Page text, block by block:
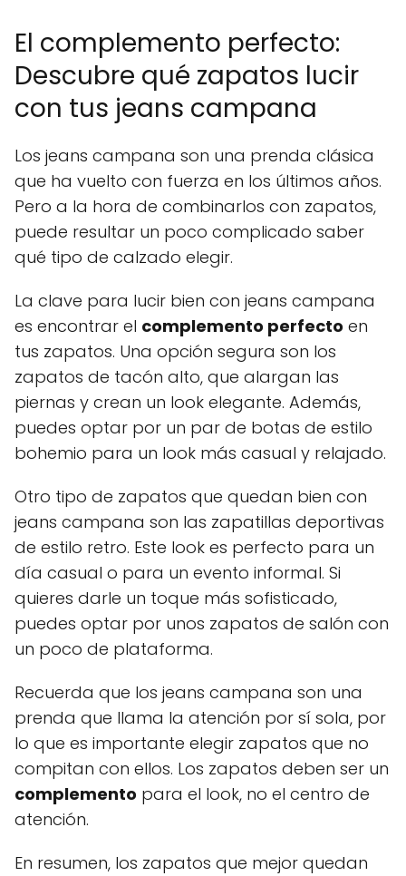
El complemento perfecto:
Descubre qué zapatos lucir
con tus jeans campana
Los jeans campana son una prenda clásica
que ha vuelto con fuerza en los últimos años.
Pero a la hora de combinarlos con zapatos,
puede resultar un poco complicado saber
qué tipo de calzado elegir.
La clave para lucir bien con jeans campana
es encontrar el complemento perfecto en
tus zapatos. Una opción segura son los
zapatos de tacón alto, que alargan las
piernas y crean un look elegante. Además,
puedes optar por un par de botas de estilo
bohemio para un look más casual y relajado.
Otro tipo de zapatos que quedan bien con
jeans campana son las zapatillas deportivas
de estilo retro. Este look es perfecto para un
día casual o para un evento informal. Si
quieres darle un toque más sofisticado,
puedes optar por unos zapatos de salón con
un poco de plataforma.
Recuerda que los jeans campana son una
prenda que llama la atención por sí sola, por
lo que es importante elegir zapatos que no
compitan con ellos. Los zapatos deben ser un
complemento para el look, no el centro de
atención.
En resumen, los zapatos que mejor quedan